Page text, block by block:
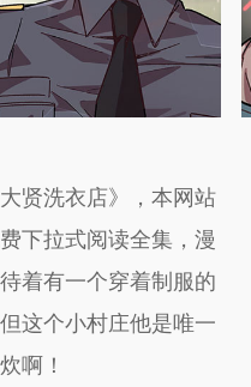
贤洗衣店》，本网站
下拉式阅读全集，漫
着有一个穿着制服的
这个小村庄他是唯一
啊！